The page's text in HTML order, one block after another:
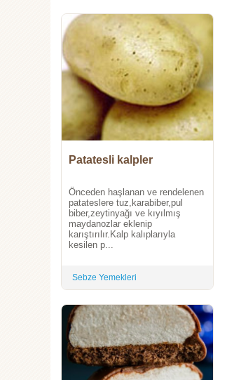
Patatesli kalpler
Önceden haşlanan ve rendelenen
patateslere tuz,karabiber,pul
biber,zeytinyağı ve kıyılmış
maydanozlar eklenip
karıştırılır.Kalp kalıplarıyla
kesilen p...
Sebze Yemekleri